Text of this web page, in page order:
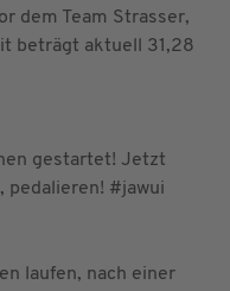
dem Team Strasser,
beträgt aktuell 31,28
gestartet! Jetzt
pedalieren! #jawui
laufen, nach einer